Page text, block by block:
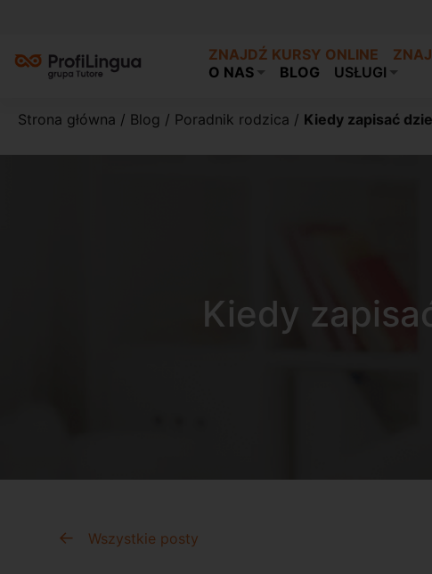
ZNAJDŹ KURSY ONLINE
O NAS
BLOG USŁUGI
Strona główna / Blog / Poradnik rodzica / Kiedy zapisać
Kiedy
Wszystkie posty